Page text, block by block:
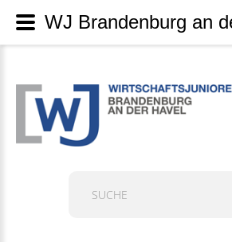
Suchen
WJ Brandenburg an